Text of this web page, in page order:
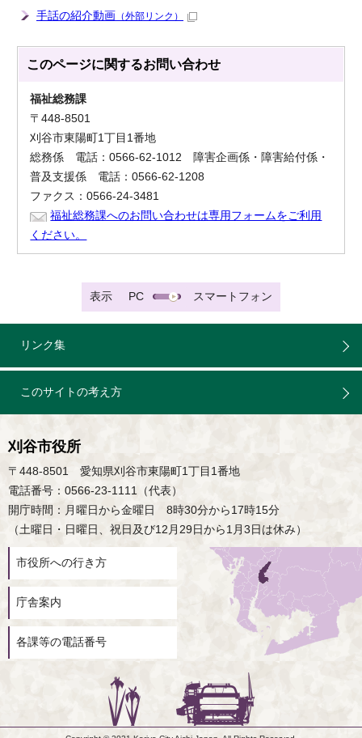
手話の紹介動画 （外部リンク）
このページに関するお問い合わせ
福祉総務課
〒448-8501
刈谷市東陽町1丁目1番地
総務係 電話：0566-62-1012 障害企画係・障害給付係・
普及支援係 電話：0566-62-1208
ファクス：0566-24-3481
福祉総務課へのお問い合わせは専用フォームをご利用
ください。
表示 PC スマートフォン
リンク集
このサイトの考え方
刈谷市役所
〒448-8501 愛知県刈谷市東陽町1丁目1番地
電話番号：0566-23-1111（代表）
開庁時間：月曜日から金曜日 8時30分から17時15分
（土曜日・日曜日、祝日及び12月29日から1月3日は休み）
市役所への行き方
庁舎案内
各課等の電話番号